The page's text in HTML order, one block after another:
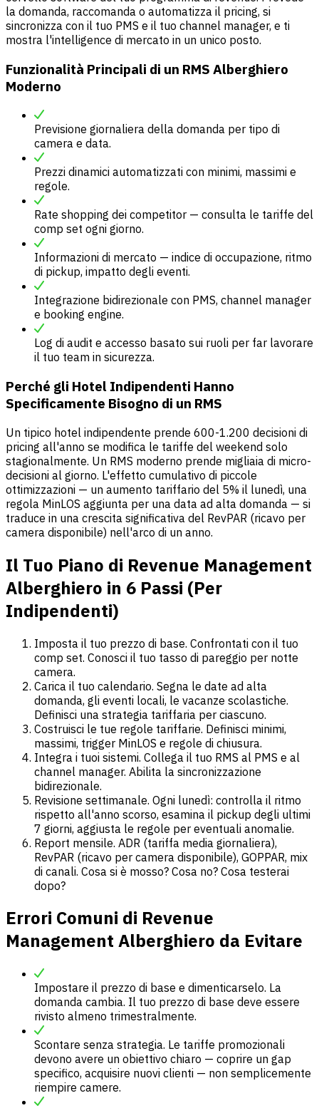
la domanda, raccomanda o automatizza il pricing, si
sincronizza con il tuo PMS e il tuo channel manager, e ti
mostra l'intelligence di mercato in un unico posto.
Funzionalità Principali di un RMS Alberghiero
Moderno
Previsione giornaliera della domanda per tipo di
camera e data.
Prezzi dinamici automatizzati con minimi, massimi e
regole.
Rate shopping dei competitor — consulta le tariffe del
comp set ogni giorno.
Informazioni di mercato — indice di occupazione, ritmo
di pickup, impatto degli eventi.
Integrazione bidirezionale con PMS, channel manager
e booking engine.
Log di audit e accesso basato sui ruoli per far lavorare
il tuo team in sicurezza.
Perché gli Hotel Indipendenti Hanno
Specificamente Bisogno di un RMS
Un tipico hotel indipendente prende 600-1.200 decisioni di
pricing all'anno se modifica le tariffe del weekend solo
stagionalmente. Un RMS moderno prende migliaia di micro-
decisioni al giorno. L'effetto cumulativo di piccole
ottimizzazioni — un aumento tariffario del 5% il lunedì, una
regola MinLOS aggiunta per una data ad alta domanda — si
traduce in una crescita significativa del RevPAR (ricavo per
camera disponibile) nell'arco di un anno.
Il Tuo Piano di Revenue Management
Alberghiero in 6 Passi (Per
Indipendenti)
Imposta il tuo prezzo di base. Confrontati con il tuo
comp set. Conosci il tuo tasso di pareggio per notte
camera.
Carica il tuo calendario. Segna le date ad alta
domanda, gli eventi locali, le vacanze scolastiche.
Definisci una strategia tariffaria per ciascuno.
Costruisci le tue regole tariffarie. Definisci minimi,
massimi, trigger MinLOS e regole di chiusura.
Integra i tuoi sistemi. Collega il tuo RMS al PMS e al
channel manager. Abilita la sincronizzazione
bidirezionale.
Revisione settimanale. Ogni lunedì: controlla il ritmo
rispetto all'anno scorso, esamina il pickup degli ultimi
7 giorni, aggiusta le regole per eventuali anomalie.
Report mensile. ADR (tariffa media giornaliera),
RevPAR (ricavo per camera disponibile), GOPPAR, mix
di canali. Cosa si è mosso? Cosa no? Cosa testerai
dopo?
Errori Comuni di Revenue
Management Alberghiero da Evitare
Impostare il prezzo di base e dimenticarselo. La
domanda cambia. Il tuo prezzo di base deve essere
rivisto almeno trimestralmente.
Scontare senza strategia. Le tariffe promozionali
devono avere un obiettivo chiaro — coprire un gap
specifico, acquisire nuovi clienti — non semplicemente
riempire camere.